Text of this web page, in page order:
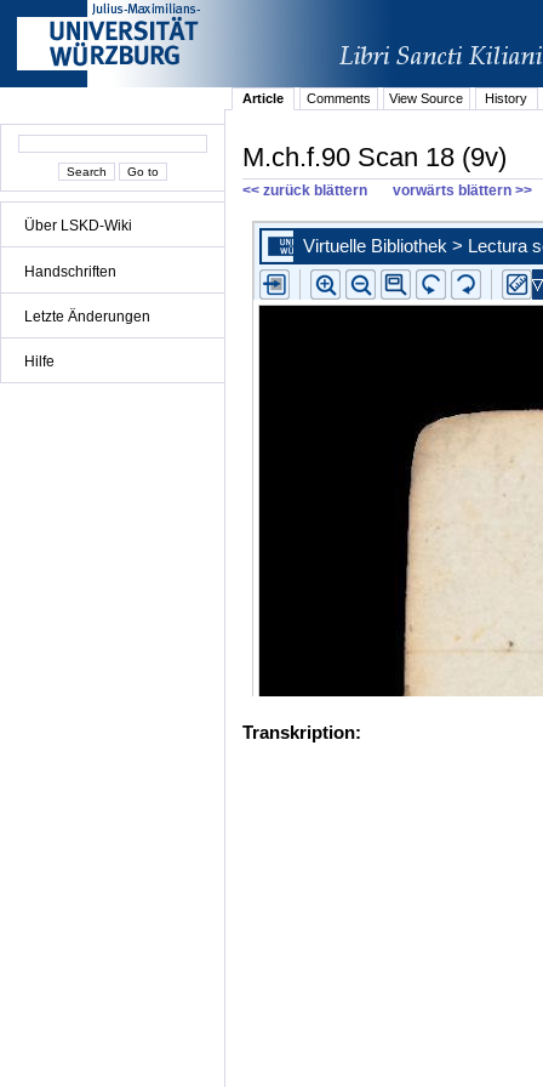
Über LSKD-Wiki
Handschriften
Letzte Änderungen
Hilfe
Article Comments View Source History
M.ch.f.90 Scan 18 (9v)
<< zurück blättern vorwärts blättern >>
Transkription: